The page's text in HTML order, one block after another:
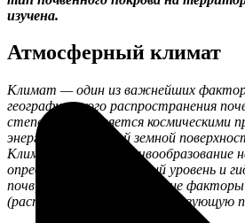
изучена.
Атмосферный климат
Климат — один из важнейших
географического распространения
степени определяется космическими
энергии, получаемой земной
Климат влияет на почвообразование
определяя энергетический уровень и
почв, и косвенно через другие
(растительность, почвообразующую